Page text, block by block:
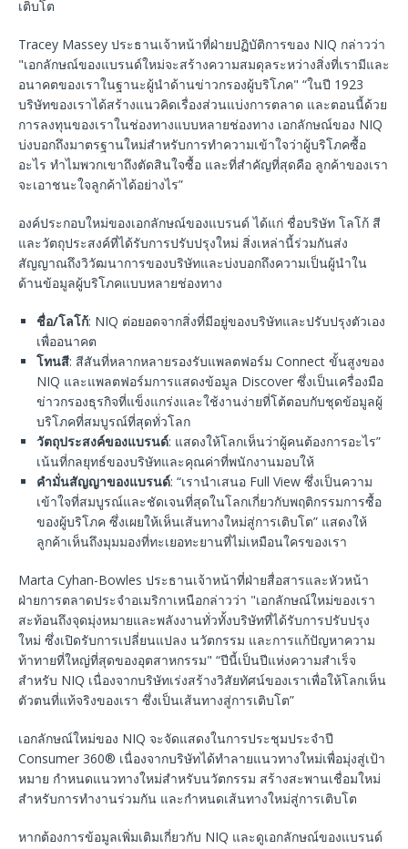
เติบโต
Tracey Massey ประธานเจ้าหน้าที่ฝ่ายปฏิบัติการของ NIQ กล่าวว่า
"เอกลักษณ์ของแบรนด์ใหม่จะสร้างความสมดุลระหว่างสิ่งที่เรามีและ
อนาคตของเราในฐานะผู้นำด้านข่าวกรองผู้บริโภค" “ในปี 1923
บริษัทของเราได้สร้างแนวคิดเรื่องส่วนแบ่งการตลาด และตอนนี้ด้วย
การลงทุนของเราในช่องทางแบบหลายช่องทาง เอกลักษณ์ของ NIQ
บ่งบอกถึงมาตรฐานใหม่สำหรับการทำความเข้าใจว่าผู้บริโภคซื้อ
อะไร ทำไมพวกเขาถึงตัดสินใจซื้อ และที่สำคัญที่สุดคือ ลูกค้าของเรา
จะเอาชนะใจลูกค้าได้อย่างไร”
องค์ประกอบใหม่ของเอกลักษณ์ของแบรนด์ ได้แก่ ชื่อบริษัท โลโก้ สี
และวัตถุประสงค์ที่ได้รับการปรับปรุงใหม่ สิ่งเหล่านี้ร่วมกันส่ง
สัญญาณถึงวิวัฒนาการของบริษัทและบ่งบอกถึงความเป็นผู้นำใน
ด้านข้อมูลผู้บริโภคแบบหลายช่องทาง
ชื่อ/โลโก้: NIQ ต่อยอดจากสิ่งที่มีอยู่ของบริษัทและปรับปรุงตัวเอง
เพื่ออนาคต
โทนสี: สีสันที่หลากหลายรองรับแพลตฟอร์ม Connect ขั้นสูงของ
NIQ และแพลตฟอร์มการแสดงข้อมูล Discover ซึ่งเป็นเครื่องมือ
ข่าวกรองธุรกิจที่แข็งแกร่งและใช้งานง่ายที่โต้ตอบกับชุดข้อมูลผู้
บริโภคที่สมบูรณ์ที่สุดทั่วโลก
วัตถุประสงค์ของแบรนด์: แสดงให้โลกเห็นว่าผู้คนต้องการอะไร”
เน้นที่กลยุทธ์ของบริษัทและคุณค่าที่พนักงานมอบให้
คำมั่นสัญญาของแบรนด์: “เรานำเสนอ Full View ซึ่งเป็นความ
เข้าใจที่สมบูรณ์และชัดเจนที่สุดในโลกเกี่ยวกับพฤติกรรมการซื้อ
ของผู้บริโภค ซึ่งเผยให้เห็นเส้นทางใหม่สู่การเติบโต” แสดงให้
ลูกค้าเห็นถึงมุมมองที่ทะเยอทะยานที่ไม่เหมือนใครของเรา
Marta Cyhan-Bowles ประธานเจ้าหน้าที่ฝ่ายสื่อสารและหัวหน้า
ฝ่ายการตลาดประจำอเมริกาเหนือกล่าวว่า "เอกลักษณ์ใหม่ของเรา
สะท้อนถึงจุดมุ่งหมายและพลังงานทั่วทั้งบริษัทที่ได้รับการปรับปรุง
ใหม่ ซึ่งเปิดรับการเปลี่ยนแปลง นวัตกรรม และการแก้ปัญหาความ
ท้าทายที่ใหญ่ที่สุดของอุตสาหกรรม" “ปีนี้เป็นปีแห่งความสำเร็จ
สำหรับ NIQ เนื่องจากบริษัทเร่งสร้างวิสัยทัศน์ของเราเพื่อให้โลกเห็น
ตัวตนที่แท้จริงของเรา ซึ่งเป็นเส้นทางสู่การเติบโต”
เอกลักษณ์ใหม่ของ NIQ จะจัดแสดงในการประชุมประจำปี
Consumer 360® เนื่องจากบริษัทได้ทำลายแนวทางใหม่เพื่อมุ่งสู่เป้า
หมาย กำหนดแนวทางใหม่สำหรับนวัตกรรม สร้างสะพานเชื่อมใหม่
สำหรับการทำงานร่วมกัน และกำหนดเส้นทางใหม่สู่การเติบโต
หากต้องการข้อมูลเพิ่มเติมเกี่ยวกับ NIQ และดูเอกลักษณ์ของแบรนด์